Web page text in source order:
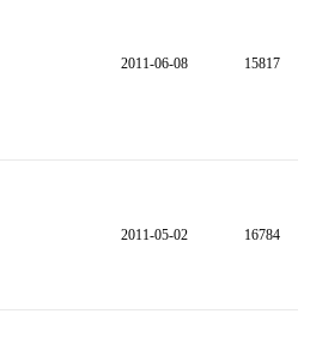
2011-06-08 15817
2011-05-02 16784